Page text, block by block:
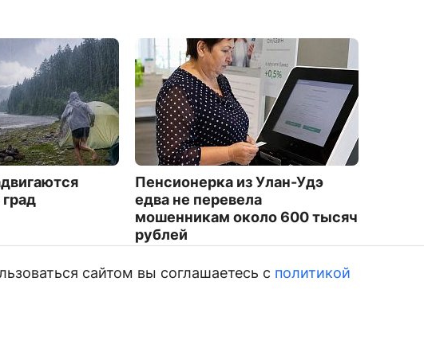
Пенсионерка из Улан-Удэ
едва не перевела
мошенникам около 600 тысяч
рублей
сайтом вы соглашаетесь с политикой